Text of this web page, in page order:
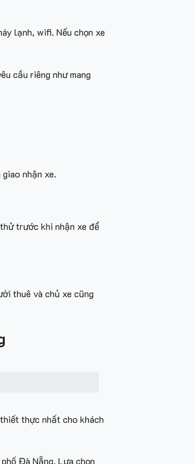
lạnh, wifi. Nếu chọn xe
cầu riêng như mang
nhận xe.
trước khi nhận xe để
thuê và chủ xe cũng
thực nhất cho khách
Đà Nẵng. Lựa chọn